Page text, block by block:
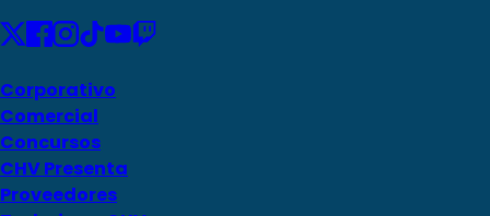
Corporativo
Comercial
Concursos
CHV Presenta
Proveedores